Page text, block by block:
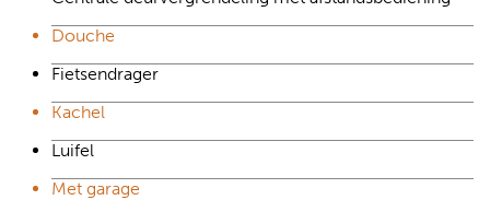
Douche
Fietsendrager
Kachel
Luifel
Met garage